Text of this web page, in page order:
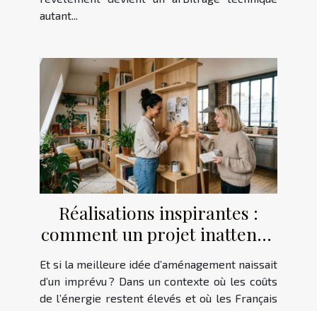
autant...
Réalisations inspirantes :
comment un projet inattendu
redéfinit l’espace
Et si la meilleure idée d’aménagement naissait
d’un imprévu ? Dans un contexte où les coûts
de l’énergie restent élevés et où les Français